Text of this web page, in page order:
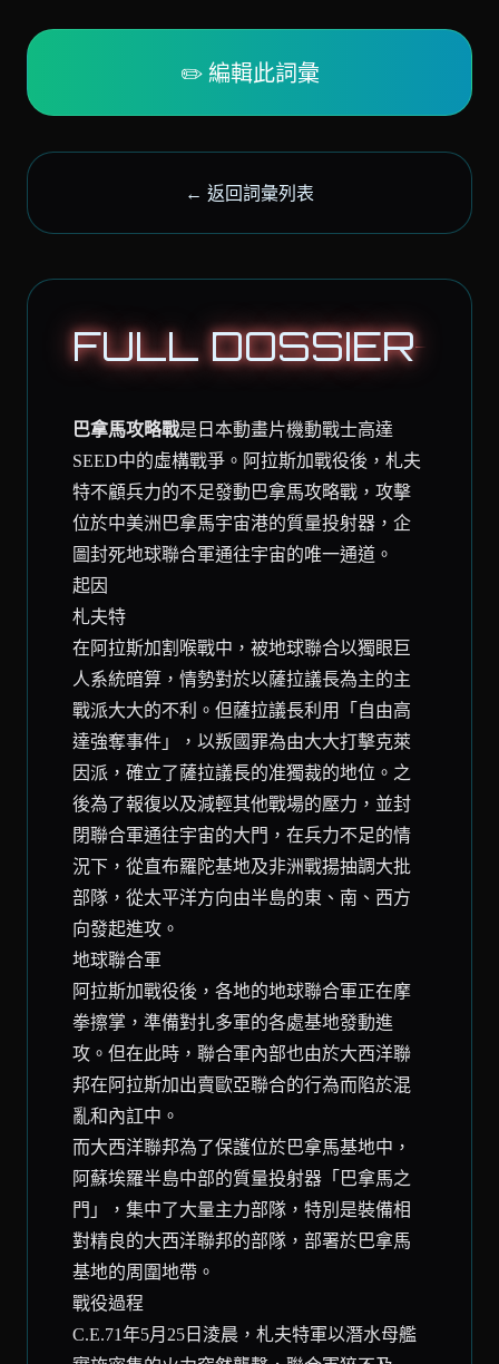
✏️ 編輯此詞彙
← 返回詞彙列表
FULL DOSSIER
巴拿馬攻略戰是日本動畫片機動戰士高達
SEED中的虛構戰爭。阿拉斯加戰役後，札夫
特不顧兵力的不足發動巴拿馬攻略戰，攻擊
位於中美洲巴拿馬宇宙港的質量投射器，企
圖封死地球聯合軍通往宇宙的唯一通道。
起因
札夫特
在阿拉斯加割喉戰中，被地球聯合以獨眼巨
人系統暗算，情勢對於以薩拉議長為主的主
戰派大大的不利。但薩拉議長利用「自由高
達強奪事件」，以叛國罪為由大大打擊克萊
因派，確立了薩拉議長的准獨裁的地位。之
後為了報復以及減輕其他戰場的壓力，並封
閉聯合軍通往宇宙的大門，在兵力不足的情
況下，從直布羅陀基地及非洲戰揚抽調大批
部隊，從太平洋方向由半島的東、南、西方
向發起進攻。
地球聯合軍
阿拉斯加戰役後，各地的地球聯合軍正在摩
拳擦掌，準備對扎多軍的各處基地發動進
攻。但在此時，聯合軍內部也由於大西洋聯
邦在阿拉斯加出賣歐亞聯合的行為而陷於混
亂和內訌中。
而大西洋聯邦為了保護位於巴拿馬基地中，
阿蘇埃羅半島中部的質量投射器 「巴拿馬之
門」，集中了大量主力部隊，特別是裝備相
對精良的大西洋聯邦的部隊，部署於巴拿馬
基地的周圍地帶。
戰役過程
C.E.71年5月25日淩晨，札夫特軍以潛水母艦